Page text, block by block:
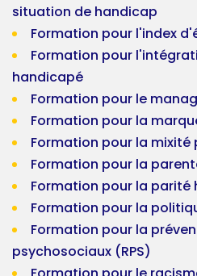
situation de handicap
Formation pour l'index
Formation pour
handicapé
Formation pour le
Formation pour la
Formation pour la mixité
Formation pour la
Formation pour la
Formation pour la
Formation pour la
psychosociaux (RPS)